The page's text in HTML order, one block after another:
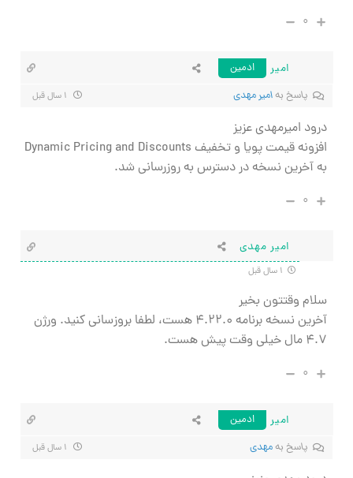
۰
امیر
ادمین
پاسخ بهامیر مهدی
درود امیرمهدی عزیز
افزونه قیمت پویا و تخفیف Dynamic Pricing and Discounts
به آخرین نسخه در دسترس به روزرسانی شد.
۰
امیر مهدی
سلام وقتتون بخیر
آخرین نسخه برنامه ۴.۲۲.۰ هست، لطفا بروزسانی کنید. ورژن
۴.۷ مال خیلی وقت پیش هست.
۰
امیر
ادمین
پاسخ بهمهدی